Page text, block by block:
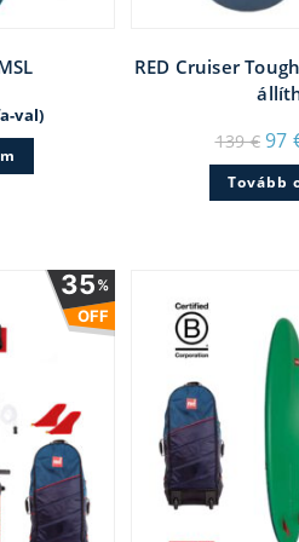
val)
RED Cruiser
139€
139
97
Tovább
35%
OFF